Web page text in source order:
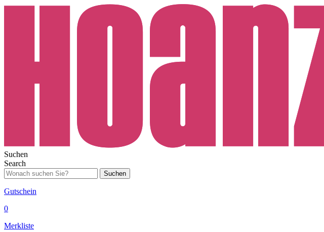
Suchen
Search
Suchen
Gutschein
0
Merkliste